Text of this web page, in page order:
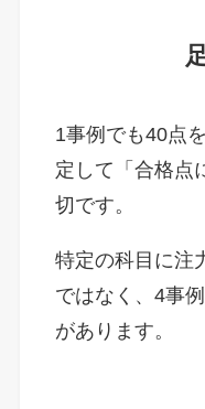
1事例でも40点
定して「合格点
切です。
特定の科目に注
ではなく、4事
があります。